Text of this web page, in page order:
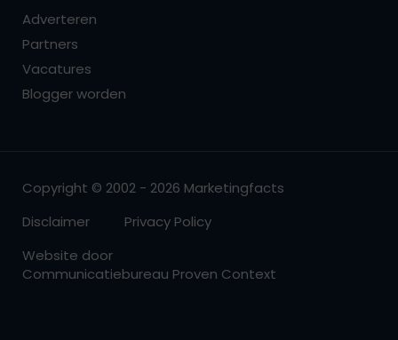
Adverteren
Partners
Vacatures
Blogger worden
Copyright © 2002 - 2026 Marketingfacts
Disclaimer
Privacy Policy
Website door
Communicatiebureau Proven Context